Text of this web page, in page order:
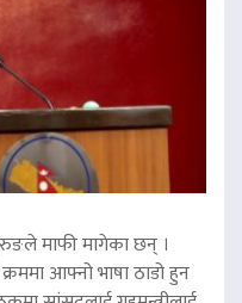
माफी मागेका छन् ।
आफ्नो भाषा ठाडो हुन